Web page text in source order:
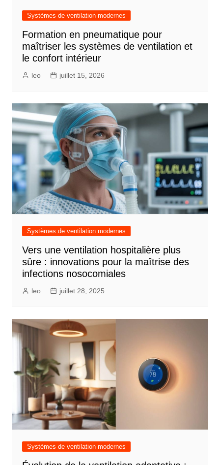
Systèmes de ventilation modernes
Formation en pneumatique pour
maîtriser les systèmes de ventilation et
le confort intérieur
leo juillet 15, 2026
Systèmes de ventilation modernes
Vers une ventilation hospitalière plus
sûre : innovations pour la maîtrise des
infections nosocomiales
leo juillet 28, 2025
Systèmes de ventilation modernes